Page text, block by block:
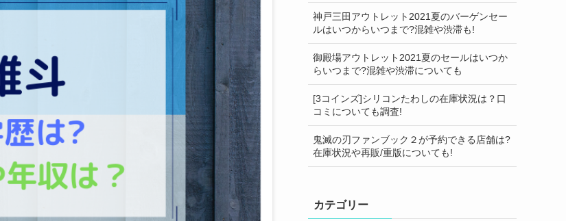
神戸三田アウトレット2021夏のバーゲンセー
ルはいつからいつまで?混雑や渋滞も!
御殿場アウトレット2021夏のセールはいつか
らいつまで?混雑や渋滞についても
[3コインズ]シリコンたわしの在庫状況は？口
コミについても調査!
鬼滅の刃ファンブック２が予約できる店舗は?
在庫状況や再販/重版についても!
カテゴリー